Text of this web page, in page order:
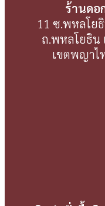
ร้านดอ
11 ซ.พหลโย
ถ.พหลโยธิน
เขตพญาไ